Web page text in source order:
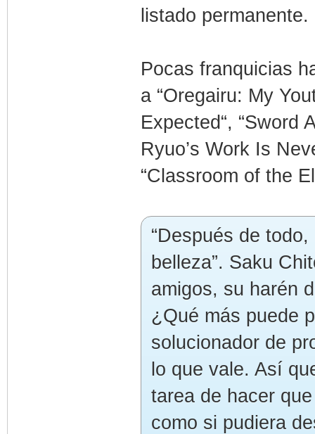
listado permanente.
Pocas franquicias
a “Oregairu: My
Expected“, “Sword
Ryuo’s Work Is
“Classroom of the
“Después de
belleza”. Saku
amigos, su harén
¿Qué más puede
solucionador de
lo que vale. Así
tarea de hacer
como si pudiera